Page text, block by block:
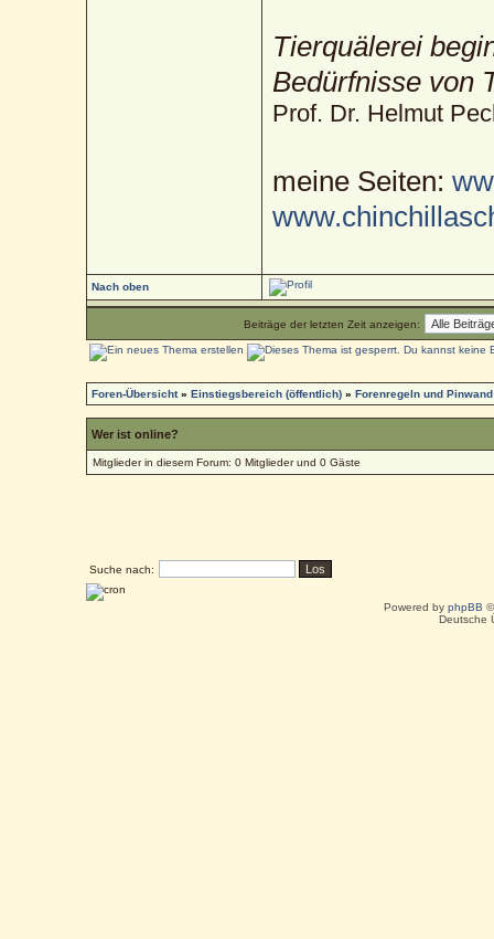
Tierquälerei
Bedürfnisse von
Prof. Dr. Helmut
meine Seiten:
Nach oben
Beiträge der letzten Zeit anzeigen:
Foren-Übersicht»Einstiegsbereich (öffentlich) »Forenregeln und Pinwand
Wer ist online?
Mitglieder in diesem Forum: 0 Mitglieder und 0 Gäste
Suche nach:
Powered by phpBB
Deutsche